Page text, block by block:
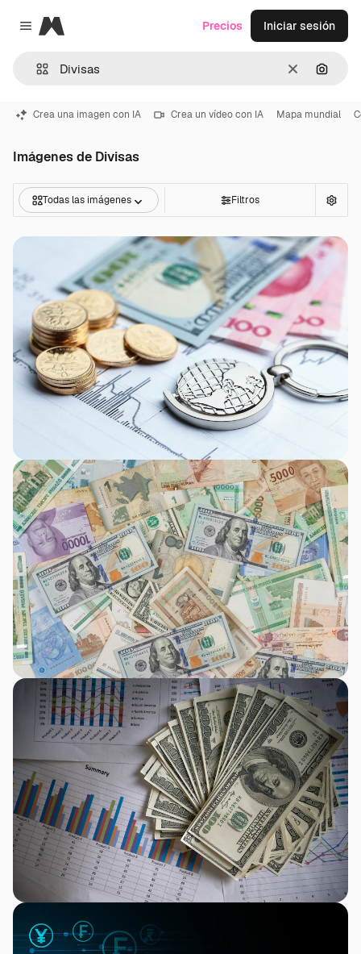
Close menu
Magnific
Borrar
Precios Iniciar sesión
Crea una imagen con IA Crea un vídeo con IA Mapa mundial
Imágenes de Divisas
Todas las imágenes Filtros